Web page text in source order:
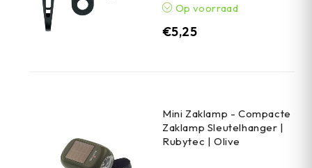
Op voorraad
€5,25
Mini Zaklamp - Compacte
Zaklamp Sleutelhanger |
Rubytec | Olive